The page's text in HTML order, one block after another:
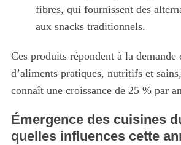
fibres, qui fournissent des
aux snacks traditionnels.
Ces produits répondent à la demande
d’aliments pratiques, nutritifs et
connaît une croissance de 25 % par
Émergence des cuisines
quelles influences cette